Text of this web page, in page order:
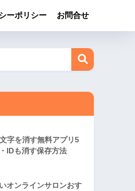
ーポリシー お問合せ
字を消す無料アプリ5
IDも消す保存方法
オンラインサロンおす